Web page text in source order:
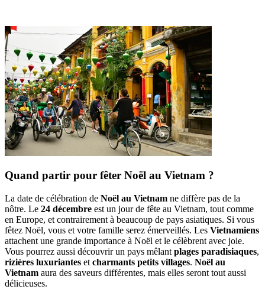
Quand partir pour fêter Noël au Vietnam ?
La date de célébration de Noël au Vietnam ne diffère pas de la
nôtre. Le 24 décembre est un jour de fête au Vietnam, tout comme
en Europe, et contrairement à beaucoup de pays asiatiques. Si vous
fêtez Noël, vous et votre famille serez émerveillés. Les Vietnamiens
attachent une grande importance à Noël et le célèbrent avec joie.
Vous pourrez aussi découvrir un pays mêlant plages paradisiaques,
rizières luxuriantes et charmants petits villages. Noël au
Vietnam aura des saveurs différentes, mais elles seront tout aussi
délicieuses.